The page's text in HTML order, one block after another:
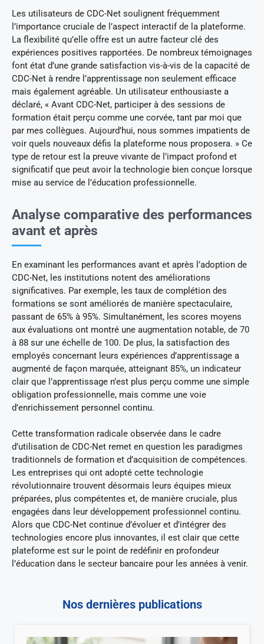
Les utilisateurs de CDC-Net soulignent fréquemment
l’importance cruciale de l’aspect interactif de la plateforme.
La flexibilité qu’elle offre est un autre facteur clé des
expériences positives rapportées. De nombreux témoignages
font état d’une grande satisfaction vis-à-vis de la capacité de
CDC-Net à rendre l’apprentissage non seulement efficace
mais également agréable. Un utilisateur enthousiaste a
déclaré, « Avant CDC-Net, participer à des sessions de
formation était perçu comme une corvée, tant par moi que
par mes collègues. Aujourd’hui, nous sommes impatients de
voir quels nouveaux défis la plateforme nous proposera. » Ce
type de retour est la preuve vivante de l’impact profond et
significatif que peut avoir la technologie bien conçue lorsque
mise au service de l’éducation professionnelle.
Analyse comparative des performances
avant et après
En examinant les performances avant et après l’adoption de
CDC-Net, les institutions notent des améliorations
significatives. Par exemple, les taux de complétion des
formations se sont améliorés de manière spectaculaire,
passant de 65% à 95%. Simultanément, les scores moyens
aux évaluations ont montré une augmentation notable, de 70
à 88 sur une échelle de 100. De plus, la satisfaction des
employés concernant leurs expériences d’apprentissage a
augmenté de façon marquée, atteignant 85%, un indicateur
clair que l’apprentissage n’est plus perçu comme une simple
obligation professionnelle, mais comme une voie
d’enrichissement personnel continu.
Cette transformation radicale observée dans le cadre
d’utilisation de CDC-Net remet en question les paradigmes
traditionnels de formation et d’acquisition de compétences.
Les entreprises qui ont adopté cette technologie
révolutionnaire trouvent désormais leurs équipes mieux
préparées, plus compétentes et, de manière cruciale, plus
engagées dans leur développement professionnel continu.
Alors que CDC-Net continue d’évoluer et d’intégrer des
technologies encore plus innovantes, il est clair que cette
plateforme est sur le point de redéfinir en profondeur
l’éducation dans le secteur bancaire pour les années à venir.
Nos dernières publications